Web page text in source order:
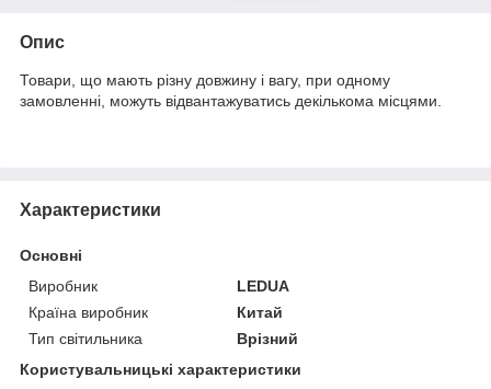
Опис
Товари, що мають різну довжину і вагу, при одному
замовленні, можуть відвантажуватись декількома місцями.
Характеристики
Основні
Виробник
LEDUA
Країна виробник
Китай
Тип світильника
Врізний
Користувальницькі характеристики